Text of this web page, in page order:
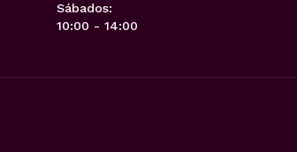
Sábados:
10:00 - 14:00